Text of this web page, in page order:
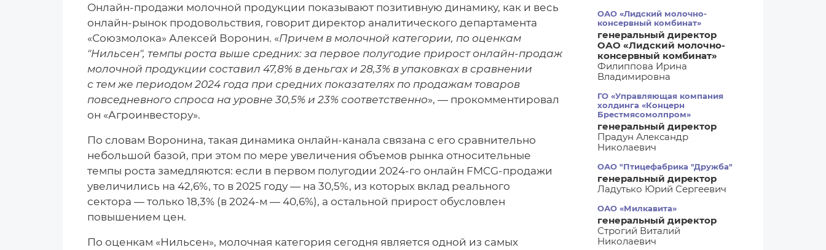
Онлайн-продажи молочной продукции показывают позитивную динамику, как и весь
онлайн-рынок продовольствия, говорит директор аналитического департамента
«Союзмолока» Алексей Воронин. «Причем в молочной категории, по оценкам
"Нильсен", темпы роста выше средних: за первое полугодие прирост онлайн-продаж
молочной продукции составил 47,8% в деньгах и 28,3% в упаковках в сравнении
с тем же периодом 2024 года при средних показателях по продажам товаров
повседневного спроса на уровне 30,5% и 23% соответственно», — прокомментировал
он «Агроинвестору».
По словам Воронина, такая динамика онлайн-канала связана с его сравнительно
небольшой базой, при этом по мере увеличения объемов рынка относительные
темпы роста замедляются: если в первом полугодии 2024-го онлайн FMCG-продажи
увеличились на 42,6%, то в 2025 году — на 30,5%, из которых вклад реального
сектора — только 18,3% (в 2024-м — 40,6%), а остальной прирост обусловлен
повышением цен.
По оценкам «Нильсен», молочная категория сегодня является одной из самых
ОАО «Лидский молочно-
консервный комбинат»
генеральный директор
ОАО «Лидский молочно-
консервный комбинат»
Филиппова Ирина
Владимировна
ГО «Управляющая компания
холдинга «Концерн
Брестмясомолпром»
генеральный директор
Прадун Александр
Николаевич
ОАО "Птицефабрика "Дружба"
генеральный директор
Ладутько Юрий Сергеевич
ОАО «Милкавита»
генеральный директор
Строгий Виталий
Николаевич